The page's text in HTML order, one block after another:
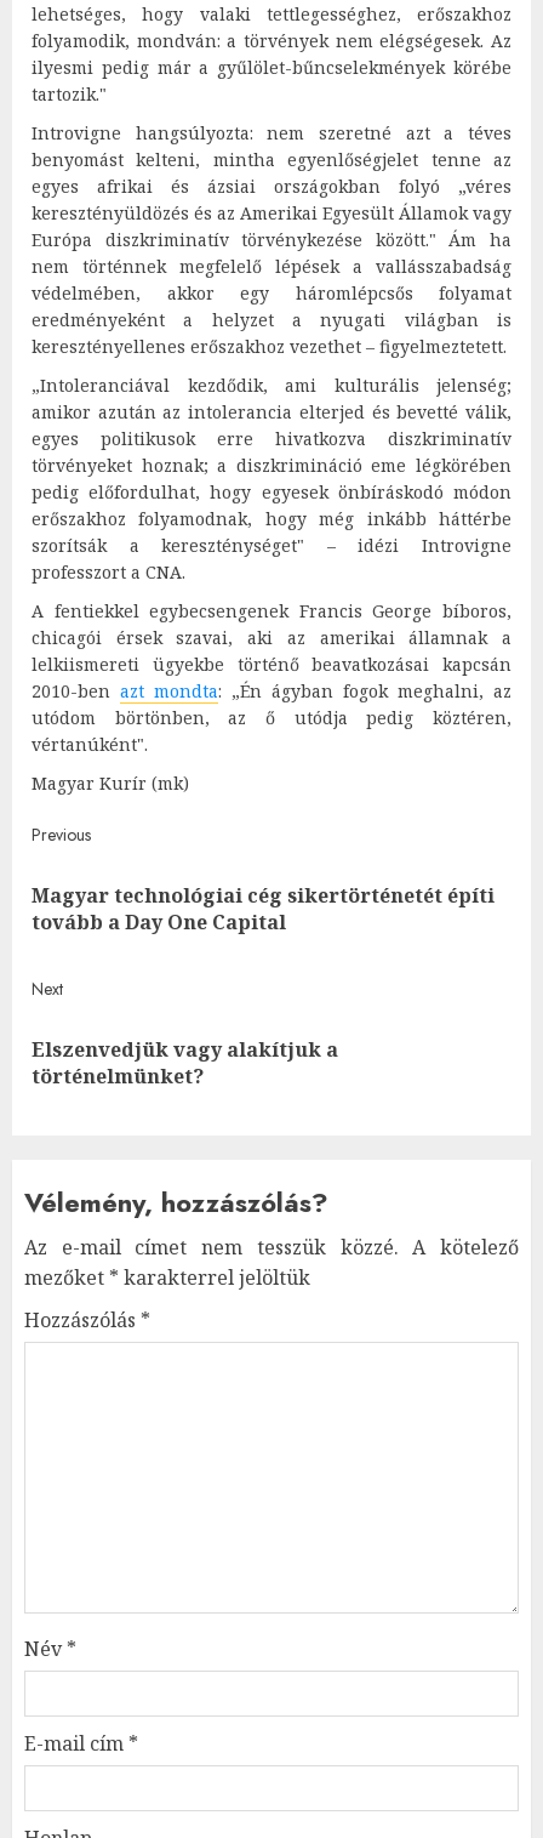
lehetséges, hogy valaki tettlegességhez, erőszakhoz
folyamodik, mondván: a törvények nem elégségesek. Az
ilyesmi pedig már a gyűlölet-bűncselekmények körébe
tartozik."
Introvigne hangsúlyozta: nem szeretné azt a téves
benyomást kelteni, mintha egyenlőségjelet tenne az
egyes afrikai és ázsiai országokban folyó „véres
keresztényüldözés és az Amerikai Egyesült Államok vagy
Európa diszkriminatív törvénykezése között." Ám ha
nem történnek megfelelő lépések a vallásszabadság
védelmében, akkor egy háromlépcsős folyamat
eredményeként a helyzet a nyugati világban is
keresztényellenes erőszakhoz vezethet – figyelmeztetett.
„Intoleranciával kezdődik, ami kulturális jelenség;
amikor azután az intolerancia elterjed és bevetté válik,
egyes politikusok erre hivatkozva diszkriminatív
törvényeket hoznak; a diszkrimináció eme légkörében
pedig előfordulhat, hogy egyesek önbíráskodó módon
erőszakhoz folyamodnak, hogy még inkább háttérbe
szorítsák a kereszténységet" – idézi Introvigne
professzort a CNA.
A fentiekkel egybecsengenek Francis George bíboros,
chicagói érsek szavai, aki az amerikai államnak a
lelkiismereti ügyekbe történő beavatkozásai kapcsán
2010-ben azt mondta: „Én ágyban fogok meghalni, az
utódom börtönben, az ő utódja pedig köztéren,
vértanúként".
Magyar Kurír (mk)
Post
navigation
Previous
Magyar technológiai cég sikertörténetét építi
tovább a Day One Capital
Next
Next
post:
Elszenvedjük vagy alakítjuk a
történelmünket?
Vélemény, hozzászólás?
Az e-mail címet nem tesszük közzé. A kötelező
mezőket * karakterrel jelöltük
Hozzászólás *
Név*
E-mail cím *